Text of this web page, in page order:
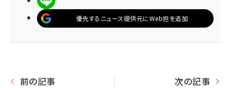
優先するニュース提供元にWeb担を追加
前の記事 次の記事